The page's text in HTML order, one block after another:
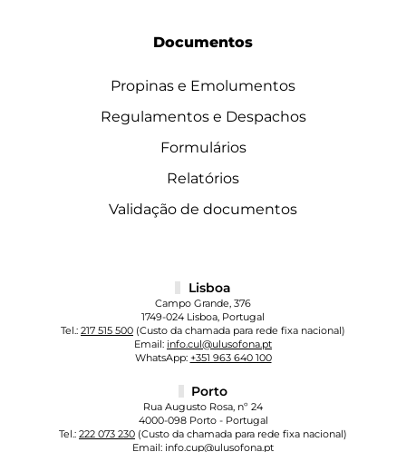
Documentos
Propinas e Emolumentos
Regulamentos e Despachos
Formulários
Relatórios
Validação de documentos
Lisboa
Campo Grande, 376
1749-024 Lisboa, Portugal
Tel.: 217 515 500 (Custo da chamada para rede fixa nacional)
Email: info.cul@ulusofona.pt
WhatsApp: +351 963 640 100
Porto
Rua Augusto Rosa, nº 24
4000-098 Porto - Portugal
Tel.: 222 073 230 (Custo da chamada para rede fixa nacional)
Email: info.cup@ulusofona.pt